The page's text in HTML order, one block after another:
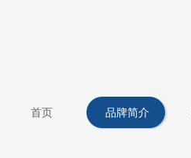
首页 品牌简介